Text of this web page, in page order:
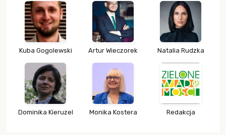
Kuba Gogolewski Artur Wieczorek Natalia Rudzka
Dominika Kieruzel Monika Kostera Redakcja